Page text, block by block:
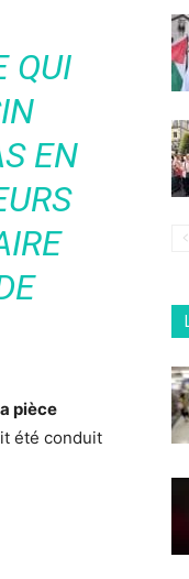
QUI
EN
pièce
été conduit